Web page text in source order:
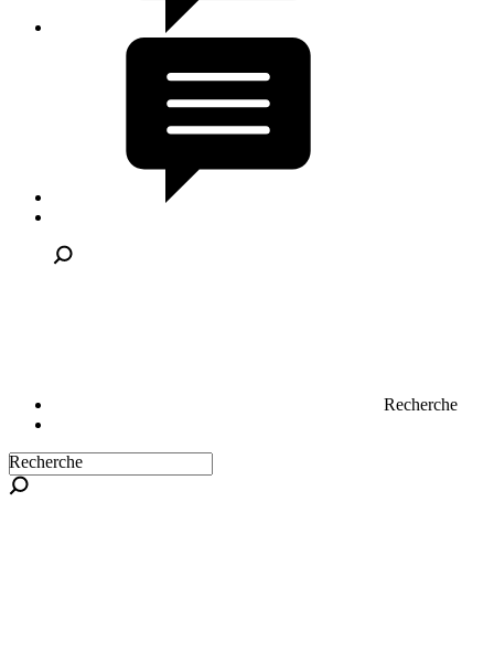
Recherche
Recherche